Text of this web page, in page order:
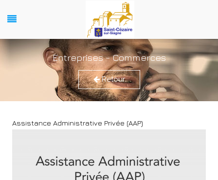
Entreprises - Commerces
Retour
Assistance Administrative Privée (AAP)